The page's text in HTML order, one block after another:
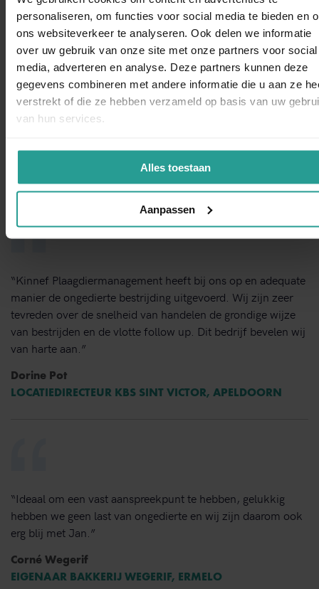
personaliseren, om functies voor social media te bieden en
ons websiteverkeer te analyseren. Ook delen we informatie
over uw gebruik van onze site met onze partners voor social
media, adverteren en analyse. Deze partners kunnen deze
gegevens combineren met andere informatie die u aan ze
verstrekt of die ze hebben verzameld op basis van uw
van hun services.
Alles toestaan
Aanpassen
kakkerlakken, ratten, wespen of ander ongedierte.
STUUR EEN WHATSAPP!
NEEM CONTACT MET ONS OP
“Kinnef Plaagdiermanagement heeft bij ons op en adequate
manier de ongedierte bestrijding uitgevoerd. Wij zijn zeer
tevreden over de snelheid van handelen de grondige wijze
van bestrijden en de vlotte follow up. Dit bedrijf bevelen wij
van harte aan.”
Dorine Pot
LOCATIEDIRECTEUR KBS SINT VICTOR, APELDOORN
“Ideaal om een vast aanspreekpunt te hebben, gelukkig
hebben we geen last van ongedierte en wij zijn daarom ook
erg blij met Jan.”
Corné Wegerif
EIGENAAR BAKKERIJ WEGERIF, ERMELO